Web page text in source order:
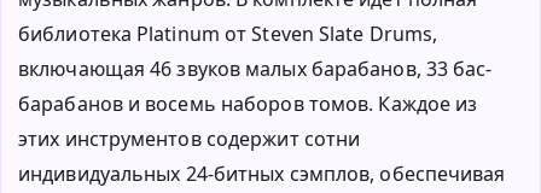
библиотека Platinum от Steven Slate Drums,
включающая 46 звуков малых барабанов, 33 бас-
барабанов и восемь наборов томов. Каждое из
этих инструментов содержит сотни
индивидуальных 24-битных сэмплов, обеспечивая